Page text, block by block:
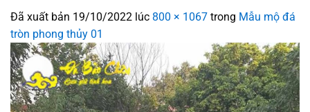
Đã xuất bản 19/10/2022 lúc 800 × 1067 trong Mẫu mộ đá
tròn phong thủy 01